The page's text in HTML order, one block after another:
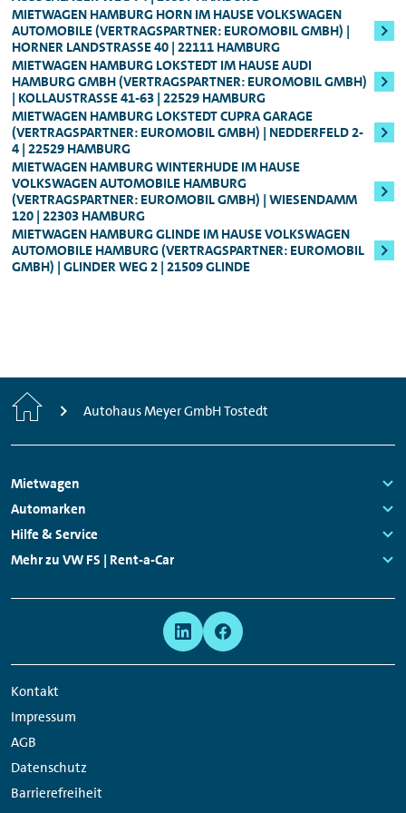
Mindestalter: 25 Jahre, Führerscheinbesitz:
Mind. 3 Jahre:
Für alle Audi S-Modelle, Fahrzeuge der
Oberklasse, sowie für den Audi e-tron
Genauere Informationen zum Mindestalter
können Ihnen jederzeit unsere
Mitarbeitenden vor Ort geben.
zahlen können.
Fahrzeugklasseberechnet (in der Regel
250,00 bzw. 800,00 Euro). Die
Sicherheitsleistung erhalten Sie nach Ende
des Mietzeitraums natürlich umgehend
zurück.
MIETWAGEN HAMBURG HORN IM HAUSE VOLKSWAGEN
AUTOMOBILE (VERTRAGSPARTNER: EUROMOBIL GMBH) |
HORNER LANDSTRASSE 40 | 22111 HAMBURG
MIETWAGEN HAMBURG LOKSTEDT IM HAUSE AUDI
HAMBURG GMBH (VERTRAGSPARTNER: EUROMOBIL GMBH)
| KOLLAUSTRASSE 41-63 | 22529 HAMBURG
MIETWAGEN HAMBURG LOKSTEDT CUPRA GARAGE
(VERTRAGSPARTNER: EUROMOBIL GMBH) | NEDDERFELD 2-
4 | 22529 HAMBURG
MIETWAGEN HAMBURG WINTERHUDE IM HAUSE
VOLKSWAGEN AUTOMOBILE HAMBURG
(VERTRAGSPARTNER: EUROMOBIL GMBH) | WIESENDAMM
120 | 22303 HAMBURG
MIETWAGEN HAMBURG GLINDE IM HAUSE VOLKSWAGEN
AUTOMOBILE HAMBURG (VERTRAGSPARTNER: EUROMOBIL
GMBH) | GLINDER WEG 2 | 21509 GLINDE
Start Autohaus Meyer GmbH Tostedt
Footer
Navigation
Mietwagen
Links:
Automarken
Links:
Hilfe & Service
Links:
Mehr zu VW FS | Rent-a-Car
Kontakt
Impressum
AGB
Datenschutz
Barrierefreiheit
Network
Links